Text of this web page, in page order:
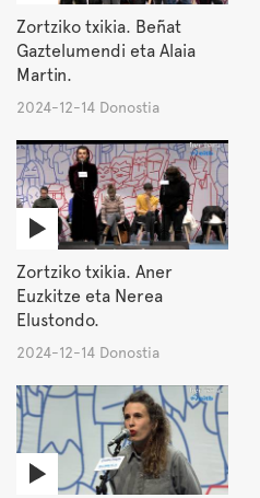
Zortziko txikia. Beñat
Gaztelumendi eta Alaia
Martin.
2024-12-14 Donostia
Zortziko txikia. Aner
Euzkitze eta Nerea
Elustondo.
2024-12-14 Donostia